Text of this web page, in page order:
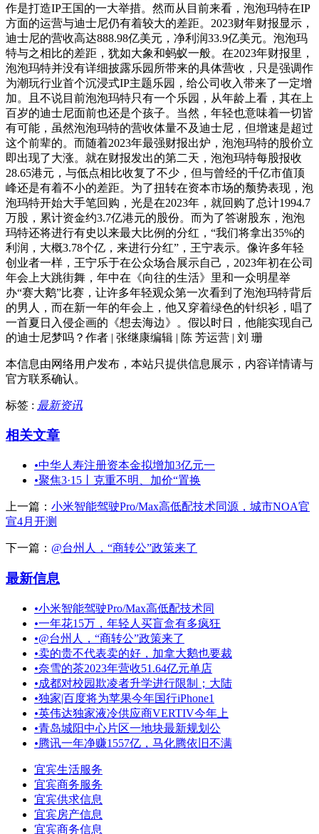
作是打造IP王国的一大举措。然而从目前来看，泡泡玛特在IP
方面的运营与迪士尼仍有着较大的差距。2023财年财报显示，
迪士尼的营收高达888.98亿美元，净利润33.9亿美元。泡泡玛
特与之相比的差距，犹如大象和蚂蚁一般。在2023年财报里，
泡泡玛特并没有详细披露乐园所带来的具体营收，只是强调作
为潮玩行业首个沉浸式IP主题乐园，给公司收入带来了一定增
加。且不说目前泡泡玛特只有一个乐园，从年龄上看，其在上
百岁的迪士尼面前也还是个孩子。当然，年轻也意味着一切皆
有可能，虽然泡泡玛特的营收体量不及迪士尼，但增速是超过
这个前辈的。而随着2023年最强财报出炉，泡泡玛特的股价立
即出现了大涨。就在财报发出的第二天，泡泡玛特每股报收
28.65港元，与低点相比收复了不少，但与曾经的千亿市值顶
峰还是有着不小的差距。为了扭转在资本市场的颓势表现，泡
泡玛特开始大手笔回购，光是在2023年，就回购了总计1994.7
万股，累计资金约3.7亿港元的股份。而为了答谢股东，泡泡
玛特还将进行有史以来最大比例的分红，“我们将拿出35%的
利润，大概3.78个亿，来进行分红”，王宁表示。像许多年轻
创业者一样，王宁乐于在公众场合展示自己，2023年初在公司
年会上大跳街舞，年中在《向往的生活》里和一众明星举
办“赛大鹅”比赛，让许多年轻观众第一次看到了泡泡玛特背后
的男人，而在新一年的年会上，他又穿着绿色的针织衫，唱了
一首夏日入侵企画的《想去海边》。假以时日，他能实现自己
的迪士尼梦吗？作者 | 张继康编辑 | 陈 芳运营 | 刘 珊
本信息由网络用户发布， 本站只提供信息展示，内容详情请与
官方联系确认。
标签 : 最新资讯
相关文章
•中华人寿注册资本金拟增加3亿元一
•聚焦3·15丨克重不明、加价“置换
上一篇： 小米智能驾驶Pro/Max高低配技术同源，城市NOA官
宣4月开测
下一篇： @台州人，“商转公”政策来了
最新信息
•小米智能驾驶Pro/Max高低配技术同
•一年花15万，年轻人买盲盒有多疯狂
•@台州人，“商转公”政策来了
•卖的贵不代表卖的好，加拿大鹅也要裁
•奈雪的茶2023年营收51.64亿元单店
•成都对校园欺凌者升学进行限制；大陆
•独家|百度将为苹果今年国行iPhone1
•英伟达独家液冷供应商VERTIV今年上
•青岛城阳中心片区一地块最新规划公
•腾讯一年净赚1557亿，马化腾依旧不满
宜宾生活服务
宜宾商务服务
宜宾供求信息
宜宾房产信息
宜宾商务信息